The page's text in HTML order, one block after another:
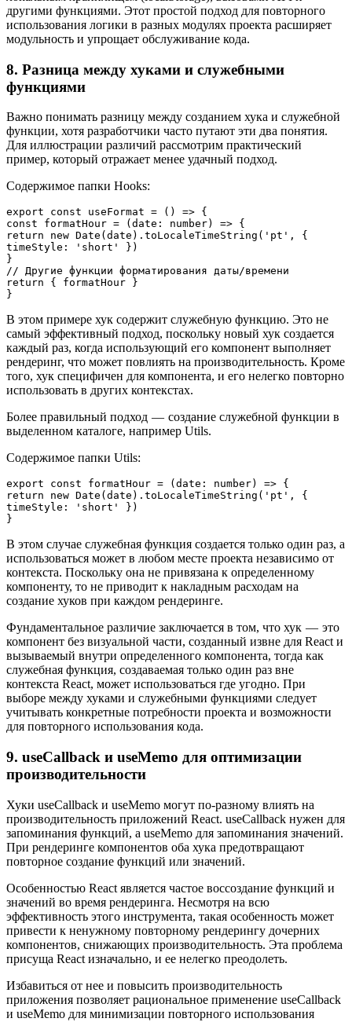
другими функциями. Этот простой подход для повторного
использования логики в разных модулях проекта расширяет
модульность и упрощает обслуживание кода.
8. Разница между хуками и служебными
функциями
Важно понимать разницу между созданием хука и служебной
функции, хотя разработчики часто путают эти два понятия.
Для иллюстрации различий рассмотрим практический
пример, который отражает менее удачный подход.
Содержимое папки Hooks:
export const useFormat = () => {
const formatHour = (date: number) => {
return new Date(date).toLocaleTimeString('pt', {
timeStyle: 'short' })
}
// Другие функции форматирования даты/времени
return { formatHour }
}
В этом примере хук содержит служебную функцию. Это не
самый эффективный подход, поскольку новый хук создается
каждый раз, когда использующий его компонент выполняет
рендеринг, что может повлиять на производительность. Кроме
того, хук специфичен для компонента, и его нелегко повторно
использовать в других контекстах.
Более правильный подход — создание служебной функции в
выделенном каталоге, например Utils.
Содержимое папки Utils:
export const formatHour = (date: number) => {
return new Date(date).toLocaleTimeString('pt', {
timeStyle: 'short' })
}
В этом случае служебная функция создается только один раз, а
использоваться может в любом месте проекта независимо от
контекста. Поскольку она не привязана к определенному
компоненту, то не приводит к накладным расходам на
создание хуков при каждом рендеринге.
Фундаментальное различие заключается в том, что хук — это
компонент без визуальной части, созданный извне для React и
вызываемый внутри определенного компонента, тогда как
служебная функция, создаваемая только один раз вне
контекста React, может использоваться где угодно. При
выборе между хуками и служебными функциями следует
учитывать конкретные потребности проекта и возможности
для повторного использования кода.
9. useCallback и useMemo для оптимизации
производительности
Хуки useCallback и useMemo могут по-разному влиять на
производительность приложений React. useCallback нужен для
запоминания функций, а useMemo для запоминания значений.
При рендеринге компонентов оба хука предотвращают
повторное создание функций или значений.
Особенностью React является частое воссоздание функций и
значений во время рендеринга. Несмотря на всю
эффективность этого инструмента, такая особенность может
привести к ненужному повторному рендерингу дочерних
компонентов, снижающих производительность. Эта проблема
присуща React изначально, и ее нелегко преодолеть.
Избавиться от нее и повысить производительность
приложения позволяет рациональное применение useCallback
и useMemo для минимизации повторного использования